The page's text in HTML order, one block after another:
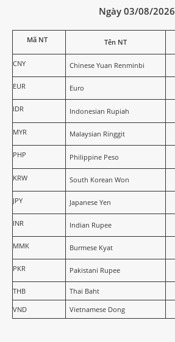
Ngày 03/08/2026
Mã NT Tên NT
CNY Chinese Yuan Renminbi
EUR Euro
IDR Indonesian Rupiah
MYR Malaysian Ringgit
PHP Philippine Peso
KRW South Korean Won
JPY Japanese Yen
INR Indian Rupee
MMK Burmese Kyat
PKR Pakistani Rupee
THB Thai Baht
VND
Vietnamese Dong